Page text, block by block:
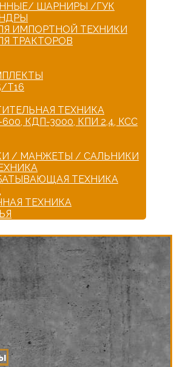
ШАРНИРЫ /ГУК
ИМПОРТНОЙ ТЕХНИКИ
ТРАКТОРОВ
Т16
ТЕХНИКА
КДП-3000, КПИ 2,4, КСС
/ МАНЖЕТЫ / САЛЬНИКИ
ТЕХНИКА
ТЕХНИКА